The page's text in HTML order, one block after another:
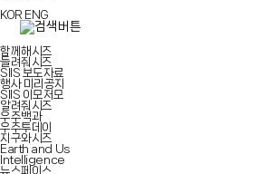
KOR ENG
함께해시즈
들려줘시즈
SIIS 보도자료
행사 미리공지
SIIS 이모저모
알려줘시즈
우주백과
우주투데이
지구와시즈
Earth and Us
Intelligence
뉴스페이스